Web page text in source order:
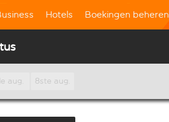
Hotels Boekingen beheren
aug. 8ste aug.